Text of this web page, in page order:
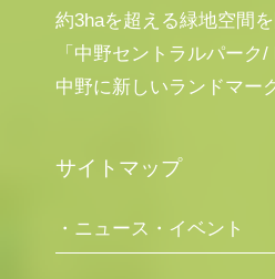
約3haを超える緑地空間
「中野セントラルパーク
中野に新しいランドマー
サイトマップ
・ニュース・イベント